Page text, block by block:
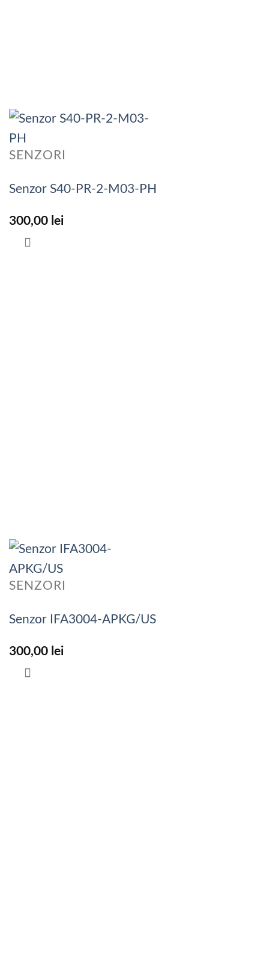
SENZORI
Senzor S40-PR-2-M03-PH
300,00 lei
SENZORI
Senzor IFA3004-APKG/US
300,00 lei